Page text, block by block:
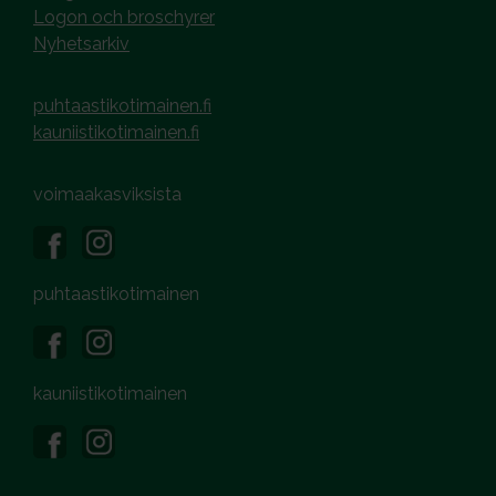
Logon och broschyrer
Nyhetsarkiv
puhtaastikotimainen.fi
kauniistikotimainen.fi
voimaakasviksista
puhtaastikotimainen
kauniistikotimainen